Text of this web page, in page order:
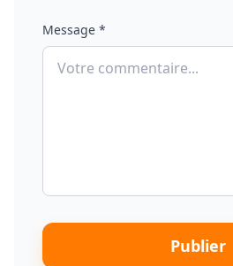
Message *
Publier